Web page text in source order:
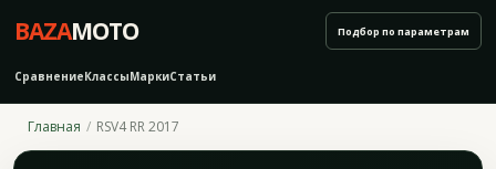
BAZAMOTO
СравнениеКлассыМаркиСтатьи
Подбор по параметрам
Главная RSV4 RR 2017